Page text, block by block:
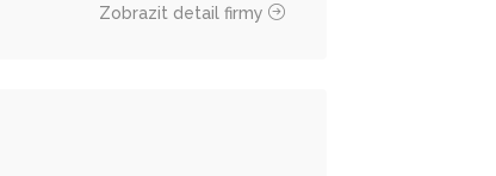
Zobrazit detail firmy